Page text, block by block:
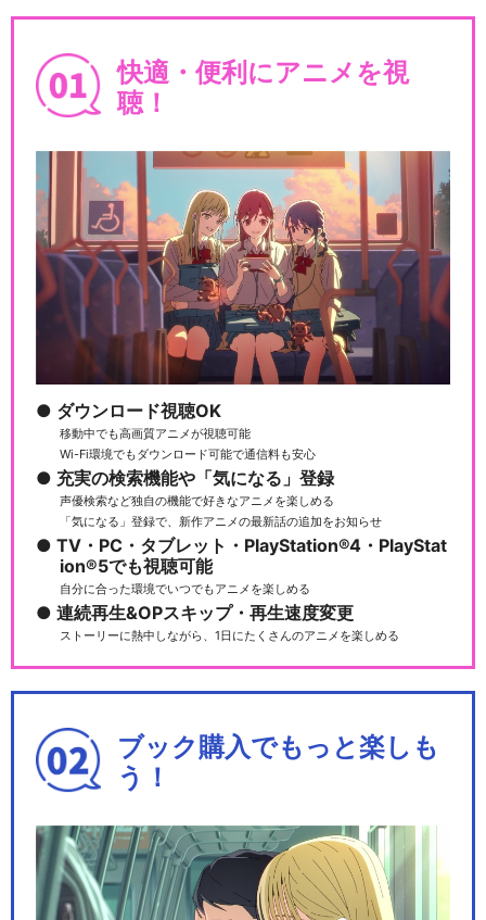
快適・便利にアニメを視
聴！
ダウンロード視聴OK
移動中でも高画質アニメが視聴可能
Wi-Fi環境でもダウンロード可能で通信料も安心
充実の検索機能や「気になる」登録
声優検索など独自の機能で好きなアニメを楽しめる
「気になる」登録で、新作アニメの最新話の追加をお知らせ
TV・PC・タブレット・PlayStation®4・PlayStat
ion®5でも視聴可能
自分に合った環境でいつでもアニメを楽しめる
連続再生&OPスキップ・再生速度変更
ストーリーに熱中しながら、1日にたくさんのアニメを楽しめる
ブック購入でもっと楽しも
う！